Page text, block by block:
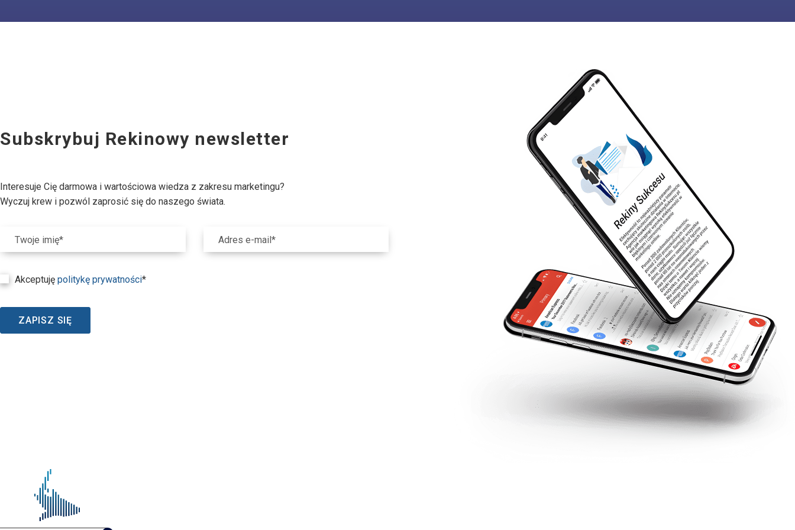
Subskrybuj Rekinowy newsletter
Interesuje Cię darmowa i wartościowa wiedza z zakresu marketingu?
Wyczuj krew i pozwól zaprosić się do naszego świata.
Twoje imię* Adres e-mail*
Akceptuję politykę prywatności*
ZAPISZ SIĘ